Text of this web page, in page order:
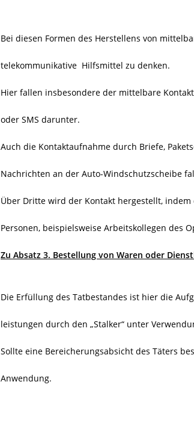
Bei diesen Formen des Herstellens von
telekommunikative Hilfsmittel zu denken.
Hier fallen insbesondere der mittelbare
oder SMS darunter.
Auch die Kontaktaufnahme durch Briefe,
Nachrichten an der Auto-Windschutzscheibe
Über Dritte wird der Kontakt hergestellt,
Personen, beispielsweise Arbeitskollegen
Zu Absatz 3. Bestellung von Waren oder
Die Erfüllung des Tatbestandes ist hier die
leistungen durch den „Stalker“ unter
Sollte eine Bereicherungsabsicht des Täters
Anwendung.